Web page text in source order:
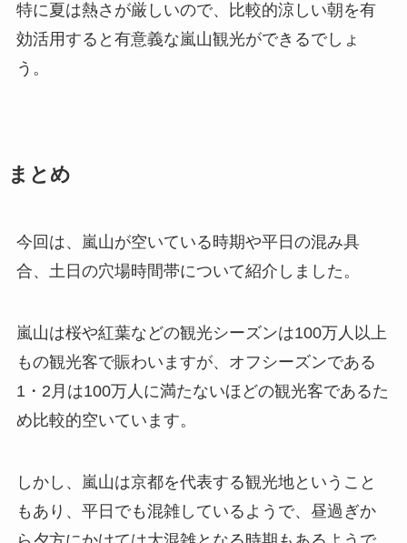
特に夏は熱さが厳しいので、比較的涼しい朝を有
効活用すると有意義な嵐山観光ができるでしょ
う。
まとめ
今回は、嵐山が空いている時期や平日の混み具
合、土日の穴場時間帯について紹介しました。
嵐山は桜や紅葉などの観光シーズンは100万人以上
もの観光客で賑わいますが、オフシーズンである
1・2月は100万人に満たないほどの観光客であるた
め比較的空いています。
しかし、嵐山は京都を代表する観光地ということ
もあり、平日でも混雑しているようで、昼過ぎか